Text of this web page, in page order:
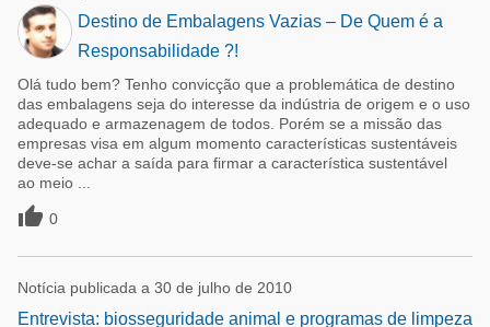
Destino de Embalagens Vazias – De Quem é a
Responsabilidade ?!
Olá tudo bem? Tenho convicção que a problemática de destino
das embalagens seja do interesse da indústria de origem e o uso
adequado e armazenagem de todos. Porém se a missão das
empresas visa em algum momento características sustentáveis
deve-se achar a saída para firmar a característica sustentável
ao meio ...
 0
Notícia publicada a 30 de julho de 2010
Entrevista: biosseguridade animal e programas de limpeza